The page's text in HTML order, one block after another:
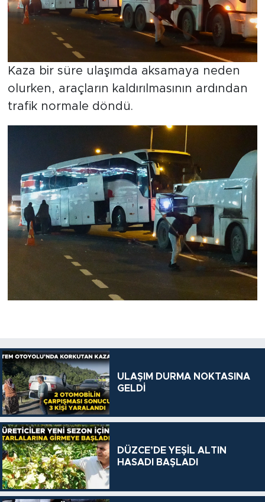
Kaza bir süre ulaşımda aksamaya neden
olurken, araçların kaldırılmasının ardından
trafik normale döndü.
ULAŞIM DURMA NOKTASINA
GELDİ
DÜZCE’DE YEŞİL ALTIN
HASADI BAŞLADI